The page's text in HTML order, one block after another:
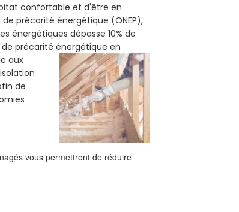
confortable et d'être en
précarité énergétique (ONEP),
énergétiques dépasse 10% de
de précarité énergétique en
aux
de
vous permettront de réduire